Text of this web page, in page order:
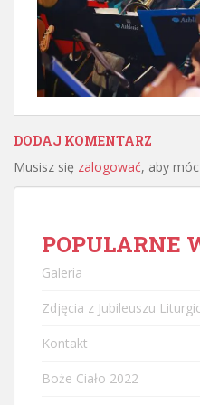
DODAJ KOMENTARZ
Musisz się zalogować, aby
POPULARNE
Galeria
Zdjęcia z Jubileuszu
Kontakt
Boże Ciało 2022